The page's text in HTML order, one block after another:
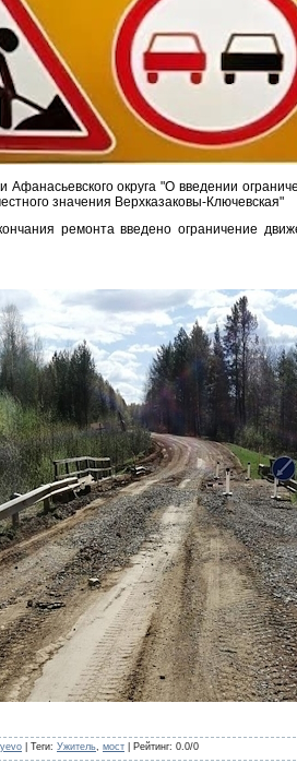
Афанасьевского округа "О введении
значения Верхказаковы-Ключевская"
ремонта введено ограничение
Теги: Ужитель, мост Рейтинг: 0.0/0